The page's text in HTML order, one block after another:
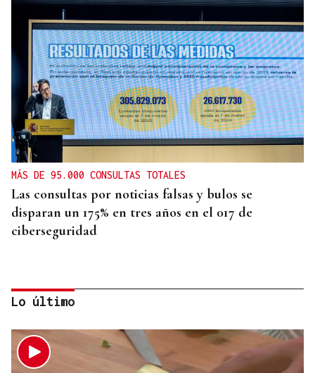
MÁS DE 95.000 CONSULTAS TOTALES
Las consultas por noticias falsas y bulos se
disparan un 175% en tres años en el 017 de
ciberseguridad
Lo último